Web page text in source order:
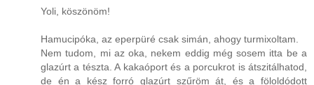
Yoli, köszönöm!
Hamucipóka, az eperpüré csak simán, ahogy turmixoltam.
Nem tudom, mi az oka, nekem eddig még sosem itta be a
glazúrt a tészta. A kakaóport és a porcukrot is átszitálhatod,
de én a kész forró glazúrt szűröm át, és a föloldódott